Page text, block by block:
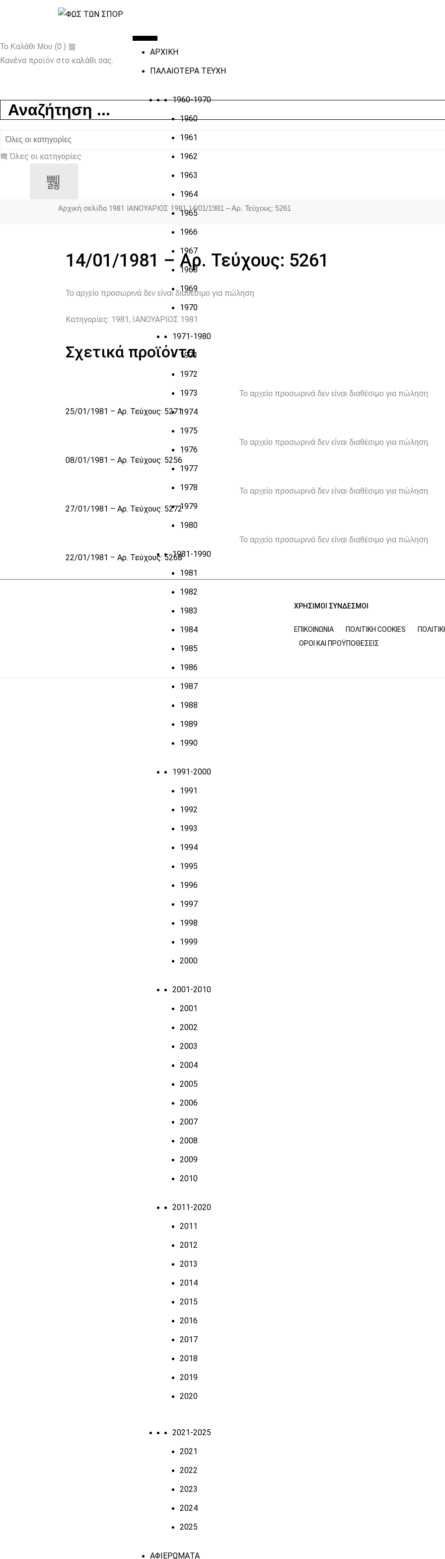
ΑΡΧΙΚΗ
ΠΑΛΑΙΟΤΕΡΑ ΤΕΥΧΗ
1960-1970
1960
1961
1962
1963
1964
1965
1966
1967
1968
1969
1970
1971-1980
1971
1972
1973
1974
1975
1976
1977
1978
1979
1980
1981-1990
1981
1982
1983
1984
1985
1986
1987
1988
1989
1990
1991-2000
1991
1992
1993
1994
1995
1996
1997
1998
1999
2000
2001-2010
2001
2002
2003
2004
2005
2006
2007
2008
2009
2010
2011-2020
2011
2012
2013
2014
2015
2016
2017
2018
2019
2020
2021-2025
2021
2022
2023
2024
2025
ΑΦΙΕΡΩΜΑΤΑ
Το Καλάθι Μου (0 )
Κανένα προϊόν στο καλάθι σας.
Όλες οι κατηγορίες
Αρχική σελίδα 1981 ΙΑΝΟΥΑΡΙΟΣ 1981 14/01/1981 – Αρ. Τεύχους: 5261
14/01/1981 – Αρ. Τεύχους: 5261
Το αρχείο προσωρινά δεν είναι διαθέσιμο για πώληση
Κατηγορίες: 1981 , ΙΑΝΟΥΑΡΙΟΣ 1981
Σχετικά προϊόντα
Το αρχείο προσωρινά δεν είναι διαθέσιμο για πώληση
25/01/1981 – Αρ. Τεύχους: 5271
Το αρχείο προσωρινά δεν είναι διαθέσιμο για πώληση
08/01/1981 – Αρ. Τεύχους: 5256
Το αρχείο προσωρινά δεν είναι διαθέσιμο για πώληση
27/01/1981 – Αρ. Τεύχους: 5272
Το αρχείο προσωρινά δεν είναι διαθέσιμο για πώληση
22/01/1981 – Αρ. Τεύχους: 5268
ΧΡΗΣΙΜΟΙ ΣΥΝΔΕΣΜΟΙ
ΕΠΙΚΟΙΝΩΝΊΑ ΠΟΛΙΤΙΚΉ COOKIES
ΌΡΟΙ ΚΑΙ ΠΡΟΫΠΟΘΈΣΕΙΣ